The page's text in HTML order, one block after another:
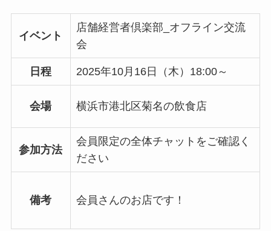
イベント
店舗経営者倶楽部_オフライン交流
会
日程 2025年10月16日（木）18:00～
会場 横浜市港北区菊名の飲食店
参加方法
会員限定の全体チャットをご確認く
ださい
備考 会員さんのお店です！